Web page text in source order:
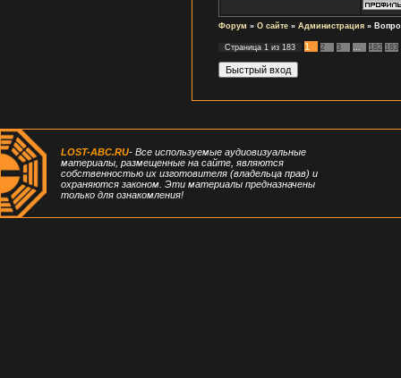
Форум » О сайте » Администрация »
Страница 1 из 183 1 2 3 182 183
LOST-ABC.RU- Все используемые аудиовизуальные
материалы, размещенные на сайте, являются
собственностью их изготовителя (владельца прав) и
охраняются законом. Эти материалы предназначены
только для ознакомления!